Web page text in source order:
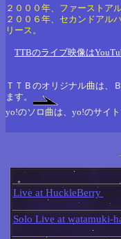
２０００年、ファーストア
２００６年、セカンドアル
リース。
TTBのライブ映像は
ＴＴＢのオリジナル曲は
ます。
yo!のソロ曲は、yo!のサイト
Live at HuckleBerry
Solo Live at watamuki-